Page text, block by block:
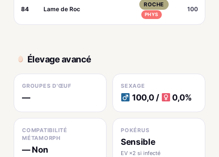
84 Lame de Roc
ROCHE
PHYS
100
Élevage avancé
GROUPES D'ŒUF
—
SEXAGE
100,0 / 0,0%
COMPATIBILITÉ
MÉTAMORPH
— Non
POKÉRUS
Sensible
EV ×2 si infecté